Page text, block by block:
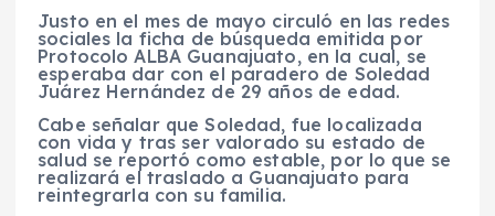
Justo en el mes de mayo circuló en las redes
sociales la ficha de búsqueda emitida por
Protocolo ALBA Guanajuato, en la cual, se
esperaba dar con el paradero de Soledad
Juárez Hernández de 29 años de edad.
Cabe señalar que Soledad, fue localizada
con vida y tras ser valorado su estado de
salud se reportó como estable, por lo que se
realizará el traslado a Guanajuato para
reintegrarla con su familia.